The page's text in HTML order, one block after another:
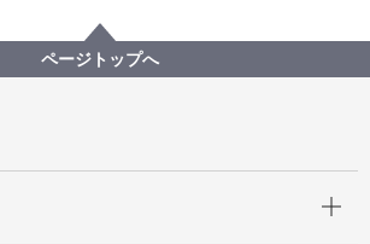
エコ
ました】地球にやさしく移動しよう！ 青葉
デジタルスタンプラリー
ページトップへ